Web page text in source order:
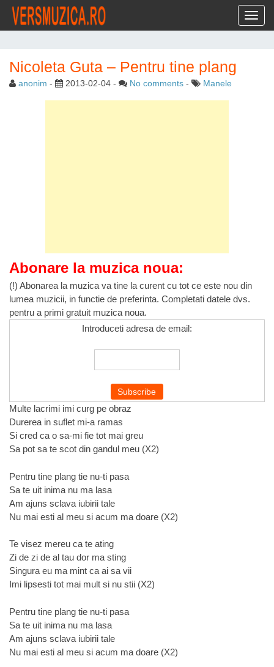
Nicoleta Guta – Pentru tine plang
anonim - 2013-02-04 - No comments - Manele
Abonare la muzica noua:
(!) Abonarea la muzica va tine la curent cu tot ce este nou din
lumea muzicii, in functie de preferinta. Completati datele dvs.
pentru a primi gratuit muzica noua.
Introduceti adresa de email:
Multe lacrimi imi curg pe obraz
Durerea in suflet mi-a ramas
Si cred ca o sa-mi fie tot mai greu
Sa pot sa te scot din gandul meu (X2)
Pentru tine plang tie nu-ti pasa
Sa te uit inima nu ma lasa
Am ajuns sclava iubirii tale
Nu mai esti al meu si acum ma doare (X2)
Te visez mereu ca te ating
Zi de zi de al tau dor ma sting
Singura eu ma mint ca ai sa vii
Imi lipsesti tot mai mult si nu stii (X2)
Pentru tine plang tie nu-ti pasa
Sa te uit inima nu ma lasa
Am ajuns sclava iubirii tale
Nu mai esti al meu si acum ma doare (X2)